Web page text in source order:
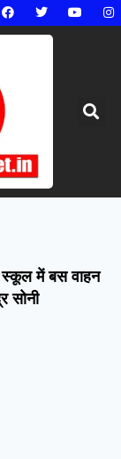
स्कूल में बस वाहन
सोनी